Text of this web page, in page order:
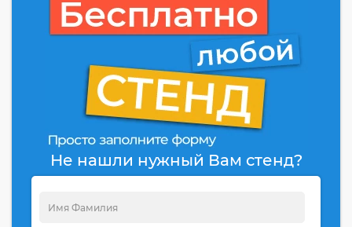
Не нашли нужный Вам стенд?